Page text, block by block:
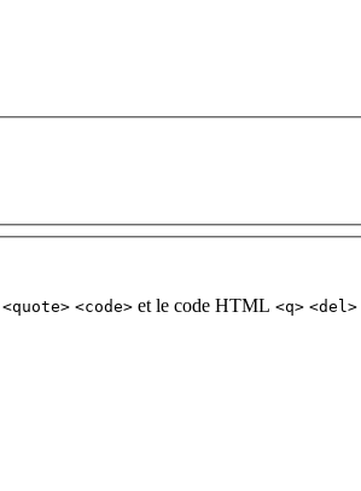
<quote> <code> et le code HTML <q> <del>